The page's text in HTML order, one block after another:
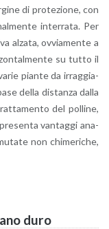
di pro­te­zio­ne, con
in­ter­ra­ta. Per
al­za­ta, ov­via­men­te a
su tutto il
pian­te da ir­rag­gia­
della di­stan­za dalla
del pol­li­ne,
van­tag­gi ana­
non chi­me­ri­che,
duro